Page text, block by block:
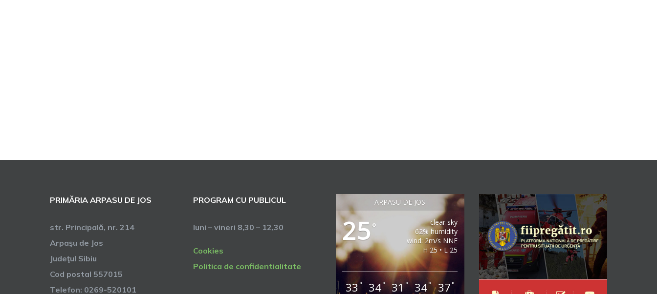
PRIMĂRIA ARPASU DE JOS
str. Principală, nr. 214
Arpaşu de Jos
Judeţul Sibiu
Cod postal 557015
Telefon: 0269-520101
PROGRAM CU PUBLICUL
luni – vineri 8,30 – 12,30
Cookies
Politica de confidentialitate
ARPASU DE JOS
25°
clear sky
62% humidity
wind: 2m/s NNE
H 25 • L 25
33° 34° 31° 34° 37°